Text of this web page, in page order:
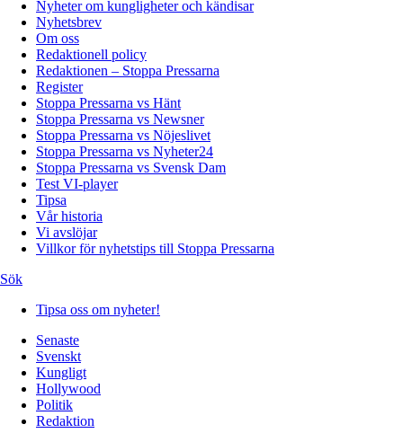
Nyheter om kungligheter och kändisar
Nyhetsbrev
Om oss
Redaktionell policy
Redaktionen – Stoppa Pressarna
Register
Stoppa Pressarna vs Hänt
Stoppa Pressarna vs Newsner
Stoppa Pressarna vs Nöjeslivet
Stoppa Pressarna vs Nyheter24
Stoppa Pressarna vs Svensk Dam
Test VI-player
Tipsa
Vår historia
Vi avslöjar
Villkor för nyhetstips till Stoppa Pressarna
Sök
Tipsa oss om nyheter!
Senaste
Svenskt
Kungligt
Hollywood
Politik
Redaktion